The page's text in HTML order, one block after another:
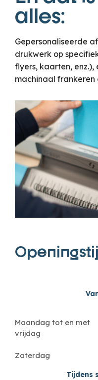
alles:
Gepersonaliseerde
drukwerk op
flyers, kaarten,
machinaal frankeren
Maandag tot en met
vrijdag
Zaterdag
Tijdens